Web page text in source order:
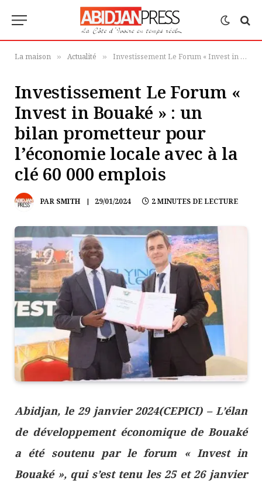
La maison » Actualité » Investissement Le Forum « Invest in Bouaké » : un bilan prometteur pour l’économie locale avec à la clé 60 000 emplois
Investissement Le Forum «
Invest in Bouaké » : un
bilan prometteur pour
l’économie locale avec à la
clé 60 000 emplois
PAR SMITH 29/01/2024 2 MINUTES DE LECTURE
Abidjan, le 29 janvier 2024(CEPICI) – L’élan
de développement économique de Bouaké
a été soutenu par le forum « Invest in
Bouaké », qui s’est tenu les 25 et 26 janvier